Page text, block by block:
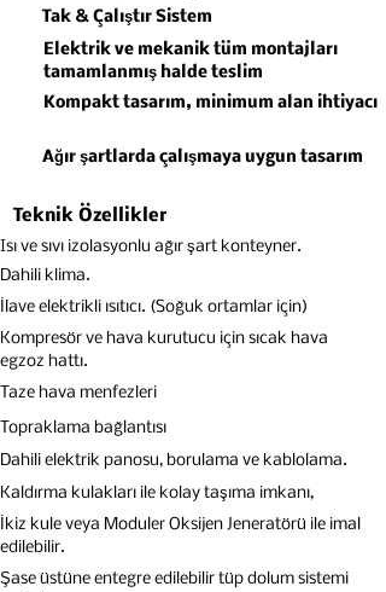
Tak & Çalıştır Sistem
Elektrik ve mekanik tüm montajları
tamamlanmış halde teslim
Kompakt tasarım, minimum alan ihtiyacı
Ağır şartlarda çalışmaya uygun tasarım
Teknik Özellikler
Isı ve sıvı izolasyonlu ağır şart konteyner.
Dahili klima.
İlave elektrikli ısıtıcı. (Soğuk ortamlar için)
Kompresör ve hava kurutucu için sıcak hava
egzoz hattı.
Taze hava menfezleri
Topraklama bağlantısı
Dahili elektrik panosu, borulama ve kablolama.
Kaldırma kulakları ile kolay taşıma imkanı,
İkiz kule veya Moduler Oksijen Jeneratörü ile imal
edilebilir.
Şase üstüne entegre edilebilir tüp dolum sistemi